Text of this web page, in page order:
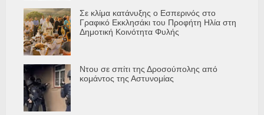
Σε κλίμα κατάνυξης ο Εσπερινός στο
Γραφικό Εκκλησάκι του Προφήτη Ηλία στη
Δημοτική Κοινότητα Φυλής
Ντου σε σπίτι της Δροσούπολης από
κομάντος της Αστυνομίας